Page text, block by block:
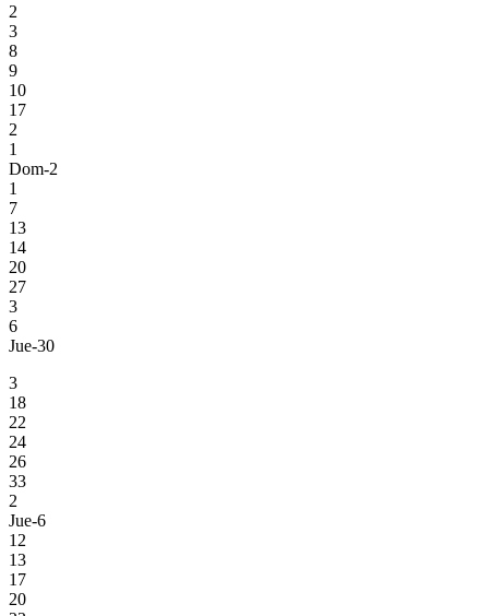
2
3
8
9
10
17
2
1
Dom-2
1
7
13
14
20
27
3
6
Jue-30
3
18
22
24
26
33
2
Jue-6
12
13
17
20